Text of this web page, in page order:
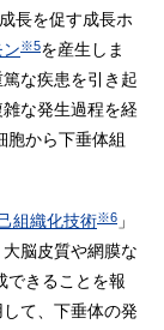
長を促す成長ホ
※5を産生しま
な疾患を引き起
な発生過程を経
胞から下垂体組
組織化技術※6 」
脳皮質や網膜な
できることを報
て、下垂体の発